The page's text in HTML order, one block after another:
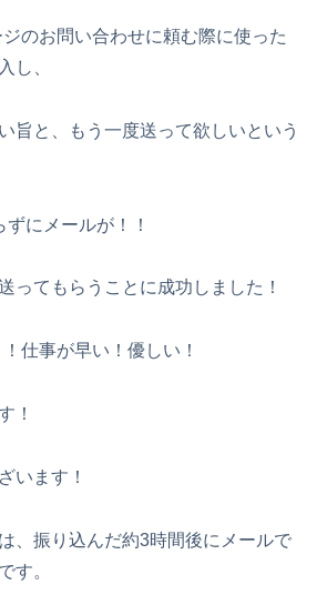
のお問い合わせに頼む際に使った
し、
旨と、もう一度送って欲しいという
にメールが！！
ってもらうことに成功しました！
仕事が早い！優しい！
！
います！
、振り込んだ約3時間後にメールで
す。